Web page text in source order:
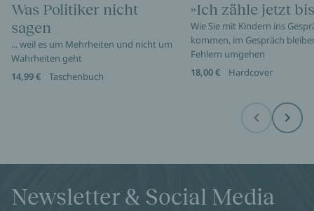
Was Politiker nicht
sagen
... weil es um Mehrheiten und nicht um
Wahrheiten geht
14,99 €
Taschenbuch
»Ich zähle jetzt
Wie Sie mit Kindern ins
kommen, im Gespräch
Fehlern umgehen
18,00 €
Hardcover
Before Next
Newsletter & Social Media